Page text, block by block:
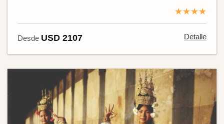
★★★★
Desde USD 2107 Detalle